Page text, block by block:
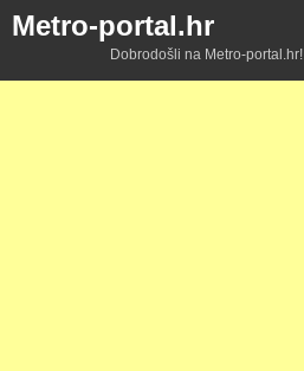
Metro-portal.hr
Dobrodošli na Metro-portal.hr!